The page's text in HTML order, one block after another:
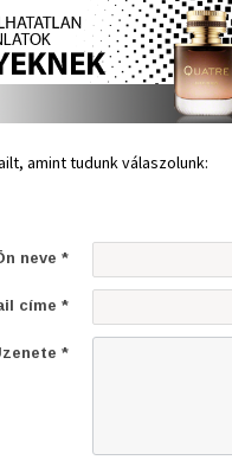
amint tudunk válaszolunk:
neve *
címe *
*